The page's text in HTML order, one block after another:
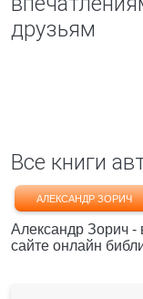
друзьям
Все книги
АЛЕКСАНДР ЗОРИЧ
Александр Зорич -
сайте онлайн